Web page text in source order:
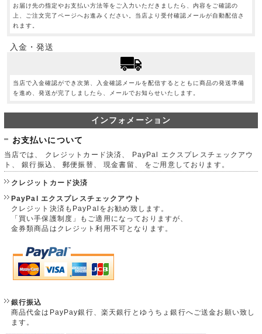
お届け先の指定やお支払い方法等をご入力いただきましたら、内容をご確認の
上、ご注文完了ページへお進みください。当店より受付確認メールが自動配信さ
れます。
入金・発送
当店で入金確認ができ次第、入金確認メールを配信するとともに商品の発送準備
を進め、発送が完了しましたら、メールでお知らせいたします。
インフォメーション
お支払いについて
当店では、 クレジットカード決済、 PayPal エクスプレスチェックアウ
ト、 銀行振込、 郵便振替、 現金書留、 をご用意しております。
クレジットカード決済
PayPal エクスプレスチェックアウト
クレジット決済もPayPalをお勧め致します。
「買い手保護制度」もご適用になっておりますが、
金券類商品はクレジット利用不可となります。
銀行振込
商品代金はPayPay銀行、楽天銀行とゆうちょ銀行へご送金お願い致し
ます。